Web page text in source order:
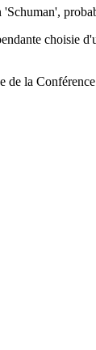
'Schuman',
choisie
la